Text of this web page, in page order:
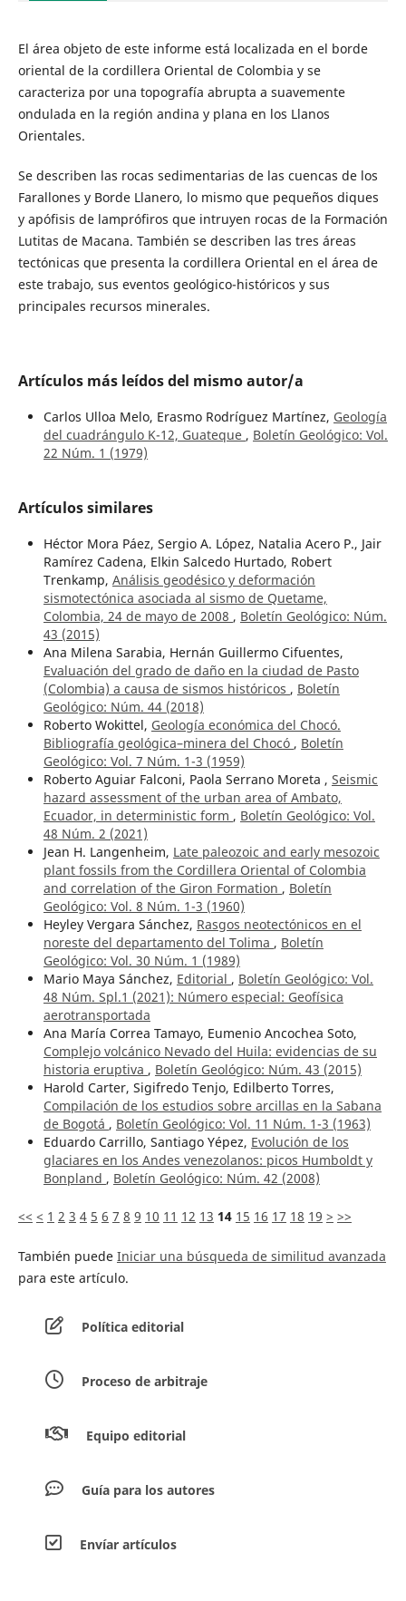
El área objeto de este informe está localizada en el borde
oriental de la cordillera Oriental de Colombia y se
caracteriza por una topografía abrupta a suavemente
ondulada en la región andina y plana en los Llanos
Orientales.
Se describen las rocas sedimentarias de las cuencas de los
Farallones y Borde Llanero, lo mismo que pequeños diques
y apófisis de lamprófiros que intruyen rocas de la Formación
Lutitas de Macana. También se describen las tres áreas
tectónicas que presenta la cordillera Oriental en el área de
este trabajo, sus eventos geológico-históricos y sus
principales recursos minerales.
Artículos más leídos del mismo autor/a
Carlos Ulloa Melo, Erasmo Rodríguez Martínez, Geología
del cuadrángulo K-12, Guateque , Boletín Geológico: Vol.
22 Núm. 1 (1979)
Artículos similares
Héctor Mora Páez, Sergio A. López, Natalia Acero P., Jair
Ramírez Cadena, Elkin Salcedo Hurtado, Robert
Trenkamp, Análisis geodésico y deformación
sismotectónica asociada al sismo de Quetame,
Colombia, 24 de mayo de 2008 , Boletín Geológico: Núm.
43 (2015)
Ana Milena Sarabia, Hernán Guillermo Cifuentes,
Evaluación del grado de daño en la ciudad de Pasto
(Colombia) a causa de sismos históricos , Boletín
Geológico: Núm. 44 (2018)
Roberto Wokittel, Geología económica del Chocó.
Bibliografía geológica–minera del Chocó , Boletín
Geológico: Vol. 7 Núm. 1-3 (1959)
Roberto Aguiar Falconi, Paola Serrano Moreta , Seismic
hazard assessment of the urban area of Ambato,
Ecuador, in deterministic form , Boletín Geológico: Vol.
48 Núm. 2 (2021)
Jean H. Langenheim, Late paleozoic and early mesozoic
plant fossils from the Cordillera Oriental of Colombia
and correlation of the Giron Formation , Boletín
Geológico: Vol. 8 Núm. 1-3 (1960)
Heyley Vergara Sánchez, Rasgos neotectónicos en el
noreste del departamento del Tolima , Boletín
Geológico: Vol. 30 Núm. 1 (1989)
Mario Maya Sánchez, Editorial , Boletín Geológico: Vol.
48 Núm. Spl.1 (2021): Número especial: Geofísica
aerotransportada
Ana María Correa Tamayo, Eumenio Ancochea Soto,
Complejo volcánico Nevado del Huila: evidencias de su
historia eruptiva , Boletín Geológico: Núm. 43 (2015)
Harold Carter, Sigifredo Tenjo, Edilberto Torres,
Compilación de los estudios sobre arcillas en la Sabana
de Bogotá , Boletín Geológico: Vol. 11 Núm. 1-3 (1963)
Eduardo Carrillo, Santiago Yépez, Evolución de los
glaciares en los Andes venezolanos: picos Humboldt y
Bonpland , Boletín Geológico: Núm. 42 (2008)
<< < 1 2 3 4 5 6 7 8 9 10 11 12 13 14 15 16 17 18 19 > >>
También puede Iniciar una búsqueda de similitud avanzada
para este artículo.
Política editorial
Proceso de arbitraje
Equipo editorial
Guía para los autores
Envíar artículos